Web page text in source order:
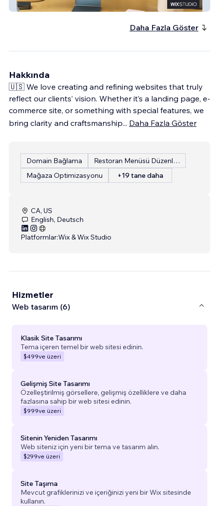
Powder Coatings of Utah
Daha Fazla Göster
Hakkında
🇺🇸 We love creating and refining websites that truly
reflect our clients’ vision. Whether it’s a landing page, e-
commerce site, or something with special features, we
bring clarity and craftsmanship... Daha Fazla Göster
Domain Bağlama
Restoran Menüsü Düzenleme
Mağaza Optimizasyonu
+19 tane daha
CA, US
English, Deutsch
Platformlar:Wix & Wix Studio
Hizmetler
Web tasarım (6)
Klasik Site Tasarımı
Tema içeren temel bir web sitesi edinin.
$499ve üzeri
Gelişmiş Site Tasarımı
Özelleştirilmiş görsellere, gelişmiş özelliklere ve daha
fazlasına sahip bir web sitesi edinin.
$999ve üzeri
Sitenin Yeniden Tasarımı
Web siteniz için yeni bir tema ve tasarım alın.
$299ve üzeri
Site Taşıma
Mevcut grafiklerinizi ve içeriğinizi yeni bir Wix sitesinde
kullanın.